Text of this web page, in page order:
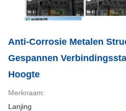
Anti-Corrosie Metalen
Gespannen
Hoogte
Merknaam:
Lanjing